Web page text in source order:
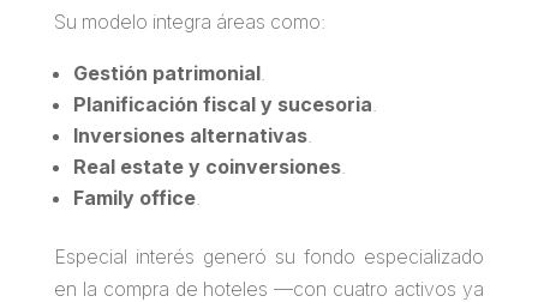
Su modelo integra áreas como:
Gestión patrimonial.
Planificación fiscal y sucesoria
Inversiones alternativas.
Real estate y coinversiones.
Family office.
Especial interés generó su fondo especializado
en la compra de hoteles —con cuatro activos ya